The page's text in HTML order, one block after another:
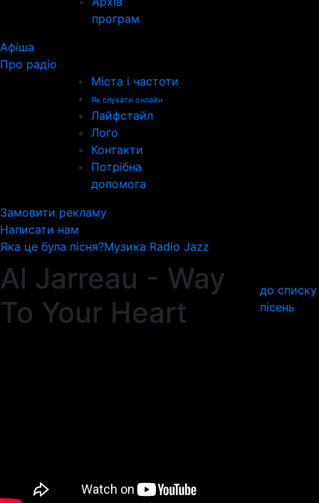
програм
Афіша
Про радіо
Міста і частоти
Як слухати онлайн
Лайфстайл
Лого
Контакти
Потрібна
допомога
Замовити рекламу
Написати нам
Яка це була пісня?Музика Radio Jazz
Al Jarreau - Way
To Your Heart
до списку
пісень